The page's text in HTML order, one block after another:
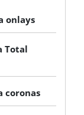
onlays
Total
coronas